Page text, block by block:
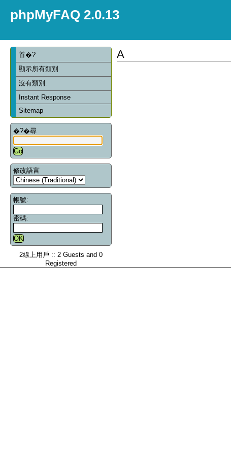
phpMyFAQ 2.0.13
首�?
顯示所有類別
沒有類別.
Instant Response
Sitemap
�?�尋
修改語言
帳號:
密碼:
2線上用戶 :: 2 Guests and 0
Registered
A